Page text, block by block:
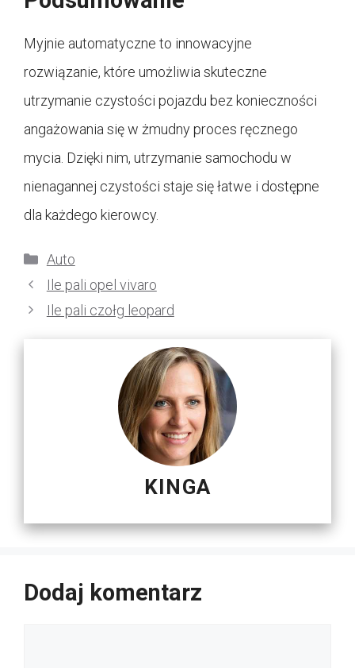
Myjnie automatyczne to innowacyjne
rozwiązanie, które umożliwia skuteczne
utrzymanie czystości pojazdu bez konieczności
angażowania się w żmudny proces ręcznego
mycia. Dzięki nim, utrzymanie samochodu w
nienagannej czystości staje się łatwe i dostępne
dla każdego kierowcy.
Kategorie
Auto
Ile pali opel vivaro
Ile pali czołg leopard
KINGA
Dodaj komentarz